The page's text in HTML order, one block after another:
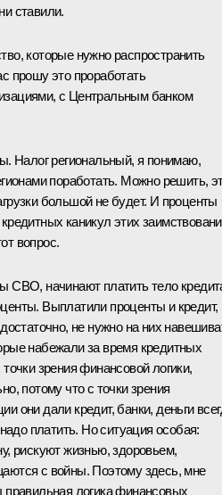
ставили.
которые нужно распространить
прошу это проработать
с Центральным банком
Налог региональный, я понимаю,
поработать. Можно решить,
большой не будет. И проценты
каникул этих
вопрос.
СВО, начинают платить тело
Выплатили проценты и кредит,
не нужно на них
набежали за время кредитных
зрения финансовой логики,
потому что с точки зрения
они дали кредит, банки, деньги
платить. Но ситуация особая:
рискуют жизнью, здоровьем,
с войны. Поэтому здесь, мне
правильная логика финансовых